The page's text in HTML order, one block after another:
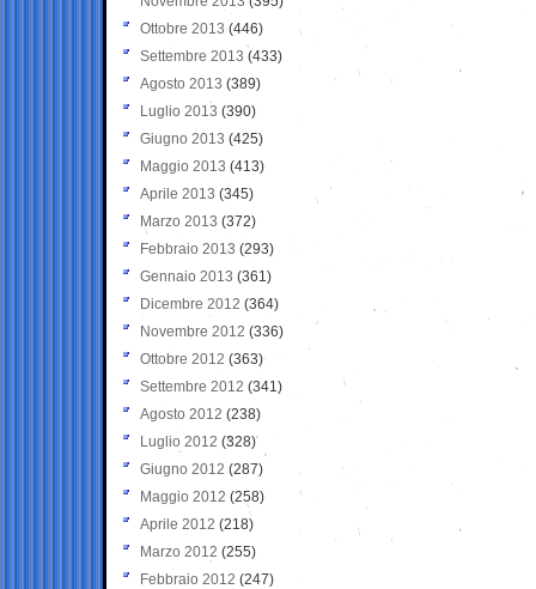
Ottobre 2013 (446)
Settembre 2013 (433)
Agosto 2013 (389)
Luglio 2013 (390)
Giugno 2013 (425)
Maggio 2013 (413)
Aprile 2013 (345)
Marzo 2013 (372)
Febbraio 2013 (293)
Gennaio 2013 (361)
Dicembre 2012 (364)
Novembre 2012 (336)
Ottobre 2012 (363)
Settembre 2012 (341)
Agosto 2012 (238)
Luglio 2012 (328)
Giugno 2012 (287)
Maggio 2012 (258)
Aprile 2012 (218)
Marzo 2012 (255)
Febbraio 2012 (247)